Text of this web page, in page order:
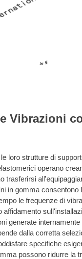
Vibrazioni
loro strutture di
operano
trasferirsi
in gomma consentono
le frequenze di
generate
dalla corretta
specifiche
possono ridurre la